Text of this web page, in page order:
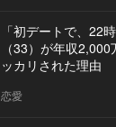
「初デートで、22
（33）が年収
ッカリされた理由
恋愛